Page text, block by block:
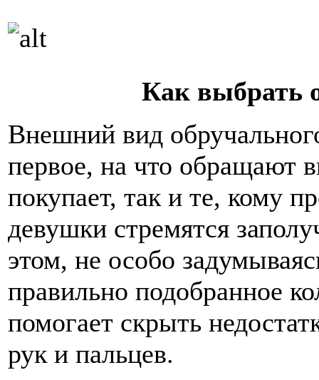
Как выбрать
Внешний вид
первое, на что обращают
покупает, так и те, кому
девушки стремятся
этом, не особо
правильно подобранное
помогает скрыть
рук и пальцев.